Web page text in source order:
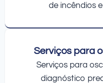
de incêndios
Serviços para
Serviços para
diagnóstico